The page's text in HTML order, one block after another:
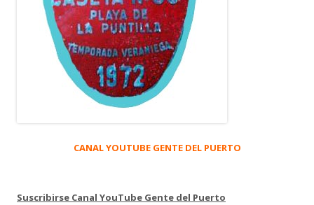
CANAL YOUTUBE GENTE DEL PUERTO
Suscribirse Canal YouTube Gente del Puerto